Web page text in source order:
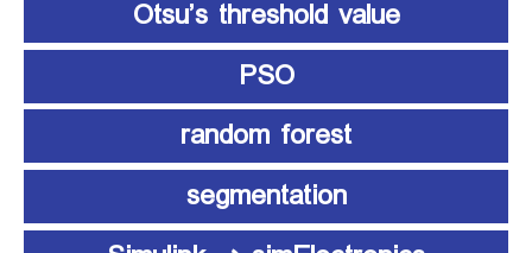
Otsu’s threshold value
PSO
random forest
segmentation